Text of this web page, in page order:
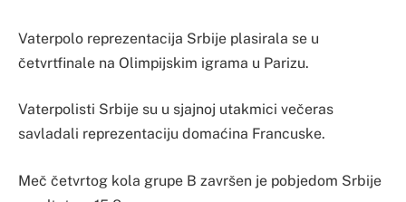
Vaterpolo reprezentacija Srbije plasirala se u
četvrtfinale na Olimpijskim igrama u Parizu.
Vaterpolisti Srbije su u sjajnoj utakmici večeras
savladali reprezentaciju domaćina Francuske.
Meč četvrtog kola grupe B završen je pobjedom Srbije